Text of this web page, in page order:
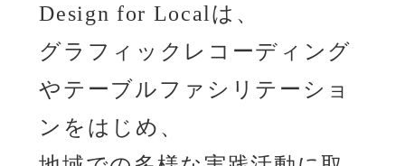
Design for Localは、
グラフィックレコーディング
やテーブルファシリテーショ
ンをはじめ、